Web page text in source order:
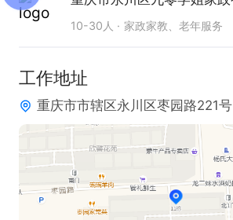
10-30人 家政家教、老年服务
工作地址
重庆市市辖区永川区枣园路221号